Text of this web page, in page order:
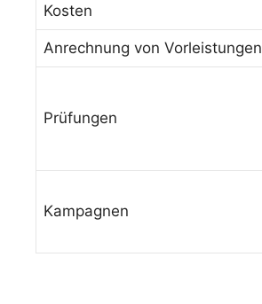
Kosten
Anrechnung von Vorleistungen
Prüfungen
Kampagnen